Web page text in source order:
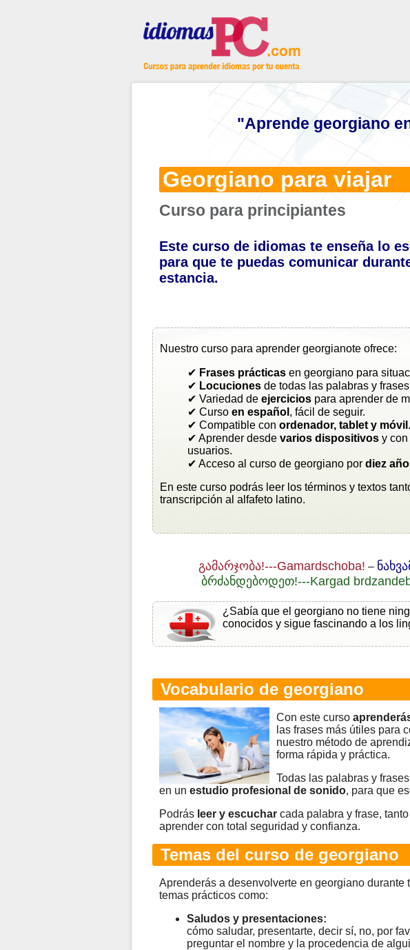
"Aprende georgiano
Georgiano para viajar
Curso para principiantes
Este curso de idiomas te enseña lo
para que te puedas comunicar
estancia.
Nuestro curso para aprender georgianote ofrece:
✔ Frases prácticasen georgiano para
✔ Locucionesde todas las palabras y
✔ Variedad de ejerciciospara aprender de
✔ Curso en español , fácil de seguir.
✔ Compatible con ordenador, tablet y móvil .
✔ Aprender desde varios dispositivosy con
usuarios.
✔ Acceso al curso de georgiano por diez
En este curso podrás leer los términos y textos
transcripción al alfafeto latino.
გამარჯობა!---Gamardschoba! –
ბრძანდებოდეთ!---Kargad
¿Sabía que el georgiano no tiene
conocidos y sigue fascinando a los
Vocabulario de georgiano
Con este curso
las frases más útiles para
nuestro método de
forma rápida y práctica.
Todas las palabras y
en un estudio profesional de sonido, para que
Podrás leer y escucharcada palabra y frase,
aprender con total seguridad y confianza.
Temas del curso de georgiano
Aprenderás a desenvolverte en georgiano durante
temas prácticos como:
Saludos y presentaciones:
cómo saludar, presentarte, decir sí, no, por
preguntar el nombre y la procedencia de